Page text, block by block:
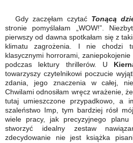
Gdy zaczęłam czytać Tonącą
stronie pomyślałam „WOW!”.
pierwszy od dawna spotkałam się z
klimatu zagrożenia. I nie chodzi
klasycznymi horrorami,
podczas lektury thrillerów. U
towarzyszy czytelnikowi poczucie
zdania, jego znaczenia w całej,
Chwilami odnosiłam wręcz wrażenie,
tutaj umieszczone przypadkowo, a
szaleństwo Imp, tym bardziej rósł
wiele pracy, jak precyzyjnego planu
stworzyć idealny zestaw
zdecydowanie nie jest książka